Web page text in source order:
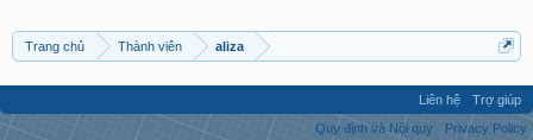
Trang chủ Thành viên aliza
Liên hệ
Trợ giúp
Quy định và Nội quy
Privacy Policy